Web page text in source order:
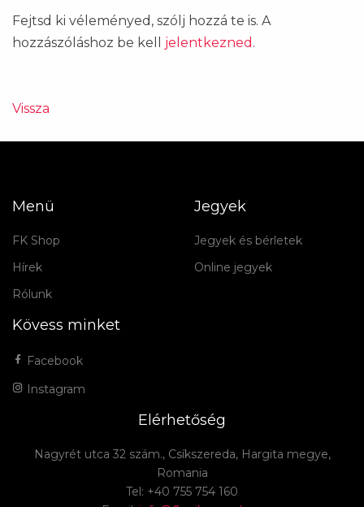
Fejtsd ki véleményed, szólj hozzá te is. A
hozzászóláshoz be kell jelentkezned .
Vissza
Menü
FK Shop
Hírek
Rólunk
Jegyek
Jegyek és bérletek
Online jegyek
Kövess minket
Facebook
Instagram
Elérhetőség
Nagyrét utca 32 szám., Csíkszereda, Hargita megye,
Romania
Tel: +40 755 754 160